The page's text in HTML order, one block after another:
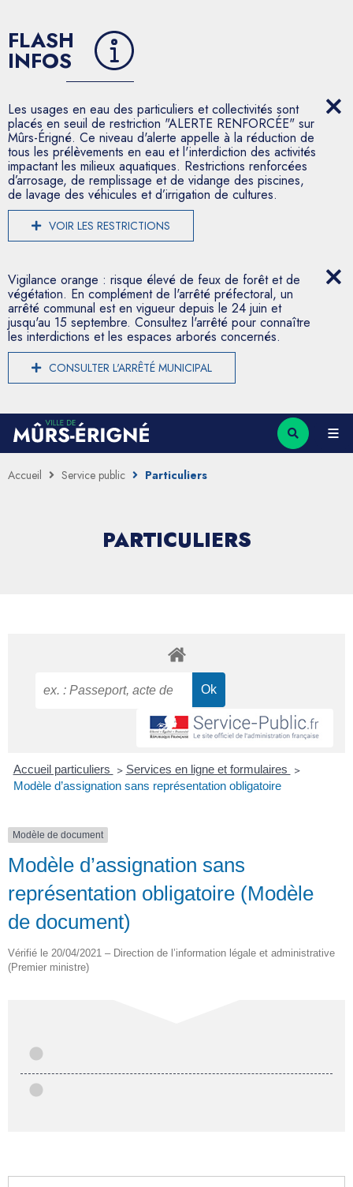
FLASH
INFOS
Les usages en eau des particuliers et collectivités sont
placés en seuil de restriction "ALERTE RENFORCÉE" sur
Mûrs-Érigné. Ce niveau d'alerte appelle à la réduction de
tous les prélèvements en eau et l'interdiction des activités
impactant les milieux aquatiques. Restrictions renforcées
d’arrosage, de remplissage et de vidange des piscines,
de lavage des véhicules et d’irrigation de cultures.
VOIR LES RESTRICTIONS
Vigilance orange : risque élevé de feux de forêt et de
végétation. En complément de l'arrêté préfectoral, un
arrêté communal est en vigueur depuis le 24 juin et
jusqu'au 15 septembre. Consultez l'arrêté pour connaître
les interdictions et les espaces arborés concernés.
CONSULTER L'ARRÊTÉ MUNICIPAL
Accueil Service public Particuliers
PARTICULIERS
Accueil particuliers > Services en ligne et formulaires >
Modèle d’assignation sans représentation obligatoire
Modèle de document
Modèle d’assignation sans
représentation obligatoire (Modèle
de document)
Vérifié le 20/04/2021 – Direction de l’information légale et administrative
(Premier ministre)